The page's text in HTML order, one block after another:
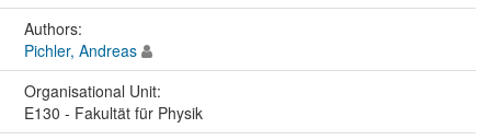
Authors:
Pichler, Andreas
Organisational Unit:
E130 - Fakultät für Physik